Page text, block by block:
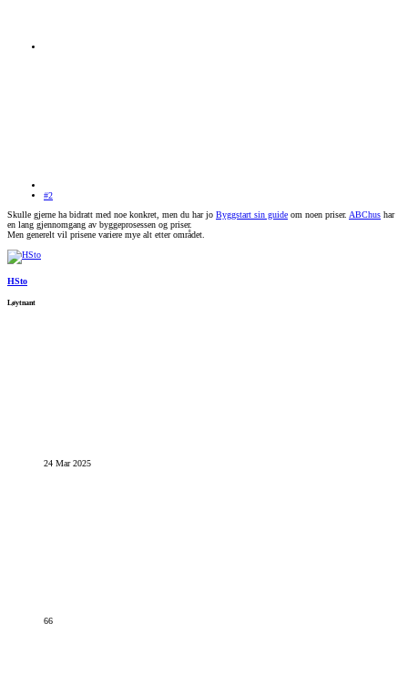
#2
Skulle gjerne ha bidratt med noe konkret, men du har jo Byggstart sin guide om noen priser. ABChus har
en lang gjennomgang av byggeprosessen og priser.
Men generelt vil prisene variere mye alt etter området.
HSto
Løytnant
24 Mar 2025
66